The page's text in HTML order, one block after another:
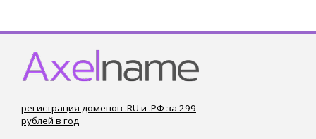
регистрация доменов .RU и .РФ за 299
рублей в год